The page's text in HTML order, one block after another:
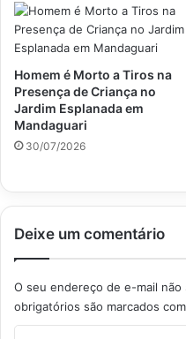
Homem é Morto a Tiros na
Presença de Criança no
Jardim Esplanada em
Mandaguari
30/07/2026
Deixe um comentário
O seu endereço de e-mail não
obrigatórios são marcados com